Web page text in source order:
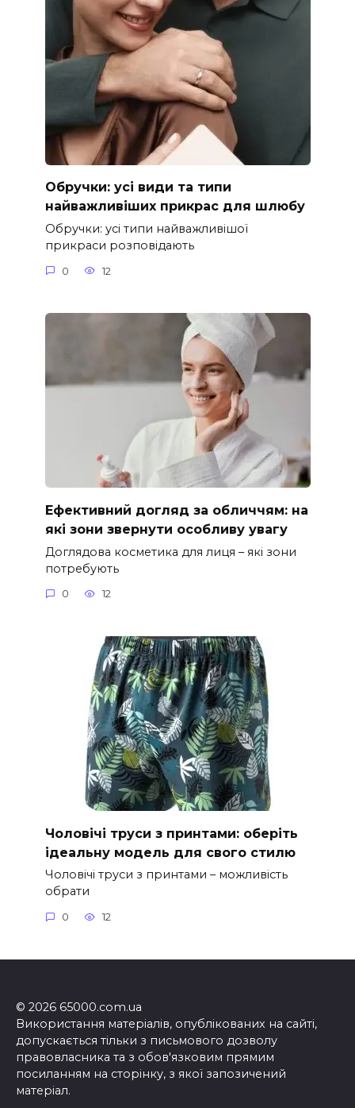
Обручки: усі види та типи
найважливіших прикрас для шлюбу
Обручки: усі типи найважливішої
прикраси розповідають
0 12
Ефективний догляд за обличчям: на
які зони звернути особливу увагу
Доглядова косметика для лиця – які зони
потребують
0 12
Чоловічі труси з принтами: оберіть
ідеальну модель для свого стилю
Чоловічі труси з принтами – можливість
обрати
0 12
© 2026 65000.com.ua
Використання матеріалів, опублікованих на сайті,
допускається тільки з письмового дозволу
правовласника та з обов'язковим прямим
посиланням на сторінку, з якої запозичений
матеріал.